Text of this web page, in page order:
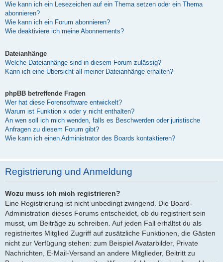
Wie kann ich ein Lesezeichen auf ein Thema setzen oder ein Thema
abonnieren?
Wie kann ich ein Forum abonnieren?
Wie deaktiviere ich meine Abonnements?
Dateianhänge
Welche Dateianhänge sind in diesem Forum zulässig?
Kann ich eine Übersicht all meiner Dateianhänge erhalten?
phpBB betreffende Fragen
Wer hat diese Forensoftware entwickelt?
Warum ist Funktion x oder y nicht enthalten?
An wen soll ich mich wenden, falls es Beschwerden oder juristische
Anfragen zu diesem Forum gibt?
Wie kann ich einen Administrator des Boards kontaktieren?
Registrierung und Anmeldung
Wozu muss ich mich registrieren?
Eine Registrierung ist nicht unbedingt zwingend. Die Board-
Administration dieses Forums entscheidet, ob du registriert sein
musst, um Beiträge zu schreiben. Auf jeden Fall erhältst du als
registriertes Mitglied Zugriff auf zusätzliche Funktionen, die Gästen
nicht zur Verfügung stehen: zum Beispiel Avatarbilder, Private
Nachrichten, E-Mail-Versand an andere Mitglieder, Beitritt zu